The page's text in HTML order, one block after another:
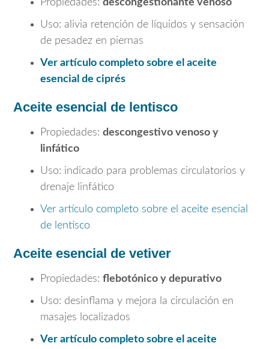
Propiedades: descongestionante venoso
Uso: alivia retención de líquidos y sensación
de pesadez en piernas
Ver artículo completo sobre el aceite
esencial de ciprés
Aceite esencial de lentisco
Propiedades: descongestivo venoso y
linfático
Uso: indicado para problemas circulatorios y
drenaje linfático
Ver artículo completo sobre el aceite esencial
de lentisco
Aceite esencial de vetiver
Propiedades: flebotónico y depurativo
Uso: desinflama y mejora la circulación en
masajes localizados
Ver artículo completo sobre el aceite